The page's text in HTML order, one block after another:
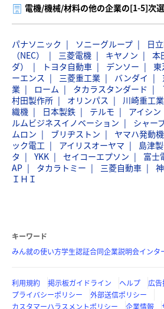
電機/機械/材料の他の企業の[1-5]次
パナソニック ソニーグループ 日
（NEC）
三菱電機 キヤノン
本
ダ）
トヨタ自動車 デンソー 東
ーエンス
三菱重工業 バンダイ
業
ローム タカラスタンダード
村田製作所
オリンパス 川崎重工業
織機
日本製鉄 テルモ アイシン
ルムビジネスイノベーション
シャー
ムロン
ブリヂストン ヤマハ発動機
ック電工
アイリスオーヤマ 島津
タ
YKK セイコーエプソン 富士
AP
タカラトミー 三菱自動車
ＩＨＩ
キーワード
みん就の使い方学生認証合同企業説明会インタ
利用規約 掲示板ガイドライン ヘルプ 広
プライバシーポリシー
外部送信ポリシー
カスタマーハラスメントポリシー
企業情報